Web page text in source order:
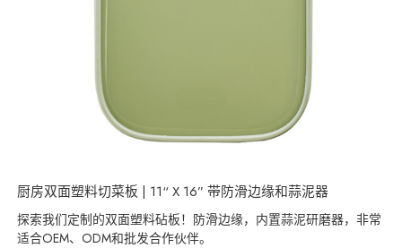
厨房双面塑料切菜板 | 11“ X 16” 带防滑边缘和蒜泥器
探索我们定制的双面塑料砧板！防滑边缘，内置蒜泥研磨器，非常
适合OEM、ODM和批发合作伙伴。